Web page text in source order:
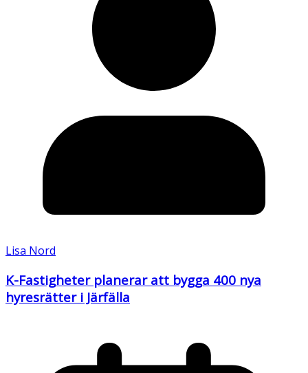
Lisa Nord
K-Fastigheter planerar att bygga 400 nya
hyresrätter i Järfälla